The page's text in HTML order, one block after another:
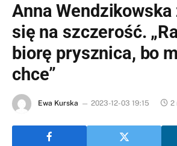
Anna Wendzikowska
się na szczerość.
biorę prysznica, bo
chce”
Ewa Kurska 2023-12-03 19:15 2